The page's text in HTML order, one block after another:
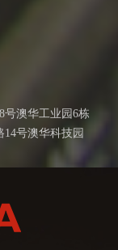
号澳华工业园6栋
号澳华科技园